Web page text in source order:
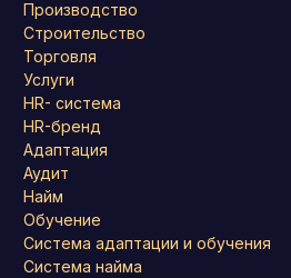
Производство
Строительство
Торговля
Услуги
HR- система
HR-бренд
Адаптация
Аудит
Найм
Обучение
Система адаптации и обучения
Система найма